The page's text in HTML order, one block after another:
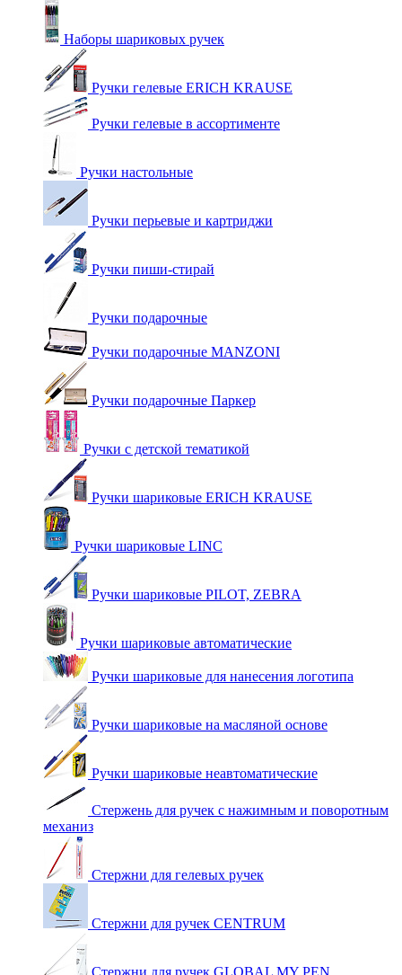
Наборы шариковых ручек
Ручки гелевые ERICH KRAUSE
Ручки гелевые в ассортименте
Ручки настольные
Ручки перьевые и картриджи
Ручки пиши-стирай
Ручки подарочные
Ручки подарочные MANZONI
Ручки подарочные Паркер
Ручки с детской тематикой
Ручки шариковые ERICH KRAUSE
Ручки шариковые LINC
Ручки шариковые PILOT, ZEBRA
Ручки шариковые автоматические
Ручки шариковые для нанесения логотипа
Ручки шариковые на масляной основе
Ручки шариковые неавтоматические
Стержень для ручек с нажимным и поворотным
механиз
Стержни для гелевых ручек
Стержни для ручек CENTRUM
Стержни для ручек GLOBAL MY PEN